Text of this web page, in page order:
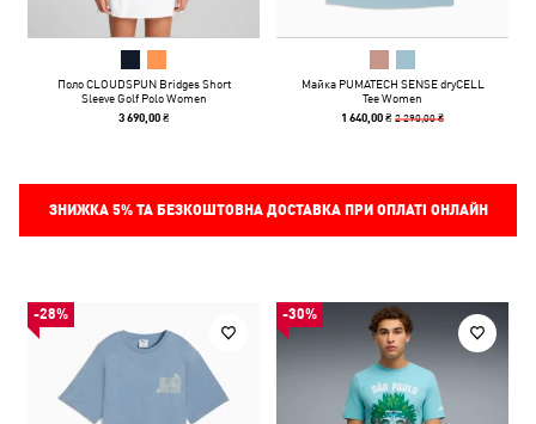
Поло CLOUDSPUN Bridges Short
Sleeve Golf Polo Women
3 690,00 ₴
Майка PUMATECH SENSE dryCELL
Tee Women
1 640,00 ₴2 290,00 ₴
ЗНИЖКА 5%ТА БЕЗКОШТОВНА ДОСТАВКА ПРИ ОПЛАТІ ОНЛАЙН
-28% -30%